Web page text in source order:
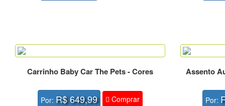
Carrinho Baby Car The Pets - Cores
Por: R$ 649,99 Comprar
Assento
Por: